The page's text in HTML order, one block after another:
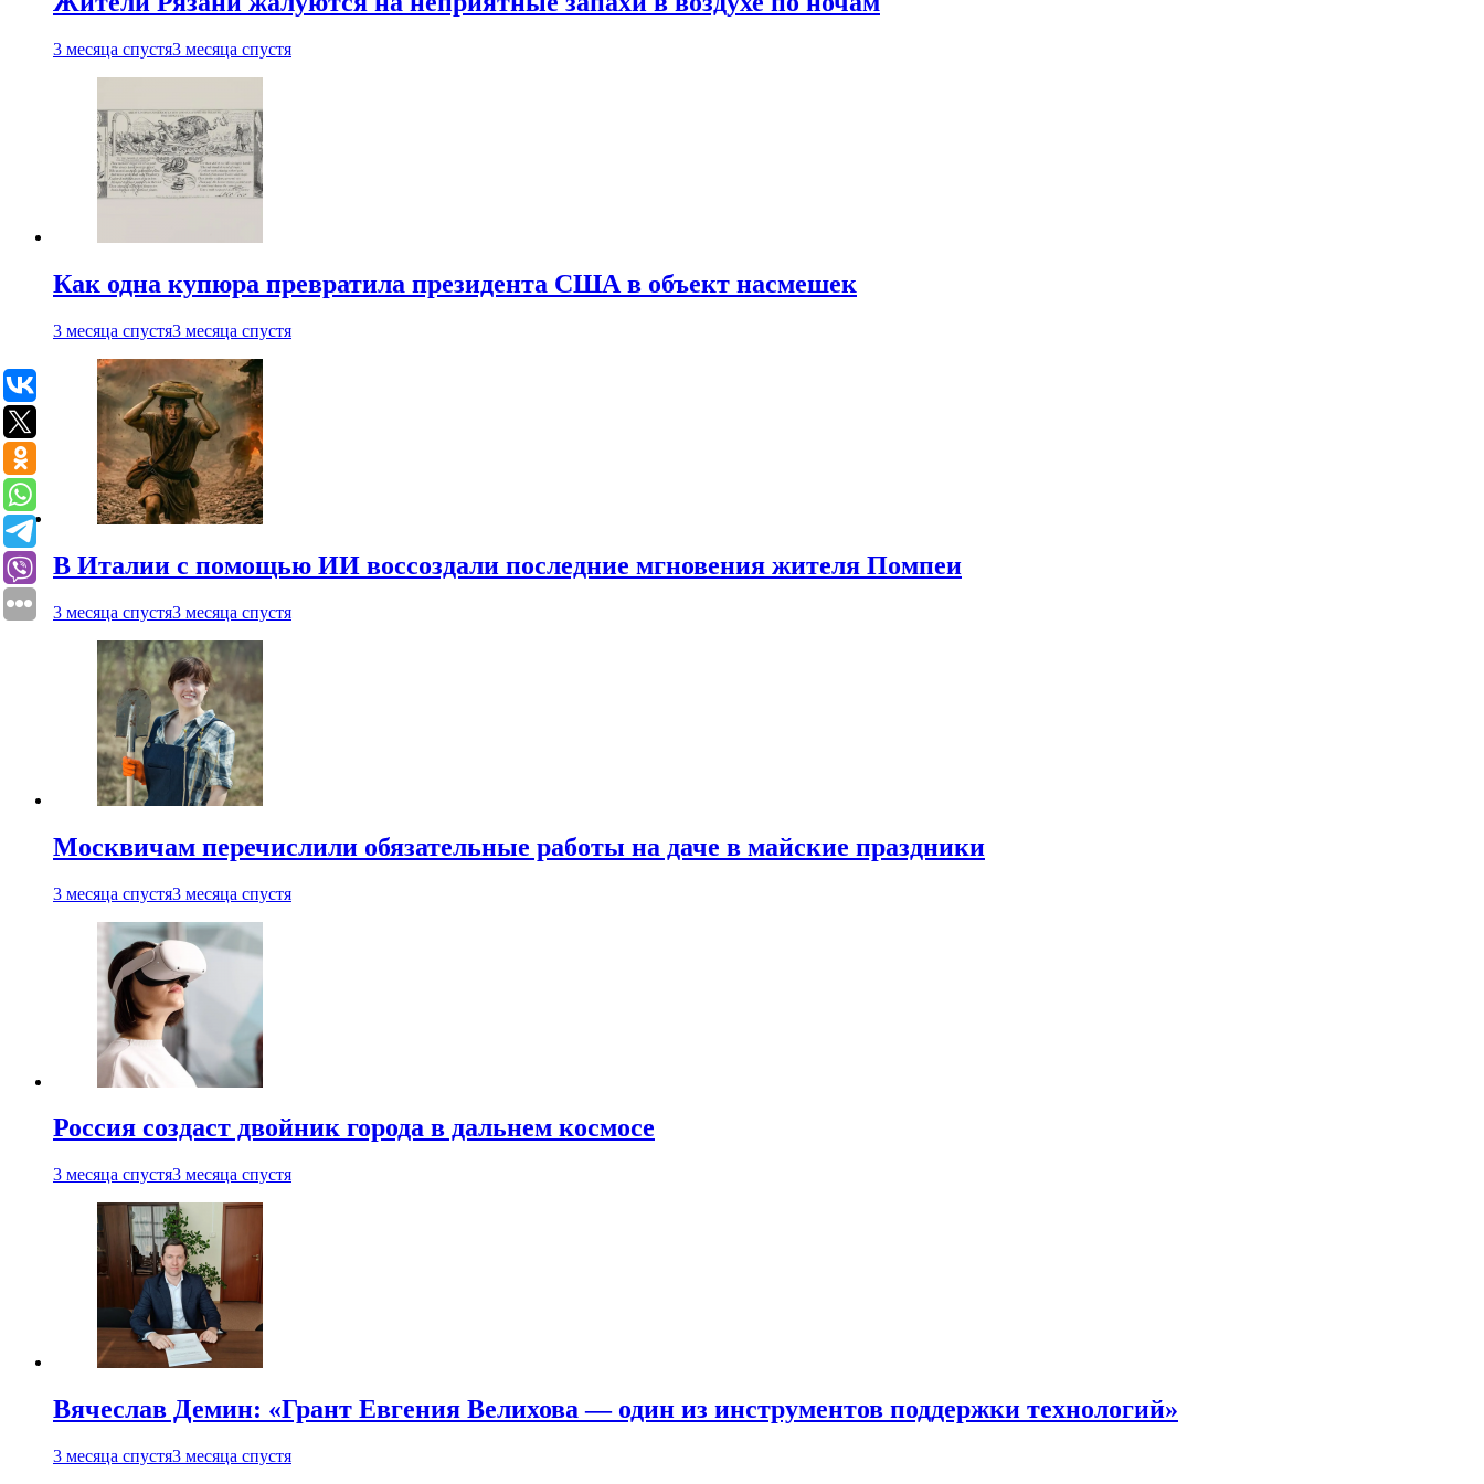
3 месяца спустя3 месяца спустя
Как одна купюра превратила президента США в объект насмешек
3 месяца спустя3 месяца спустя
В Италии с помощью ИИ воссоздали последние мгновения жителя Помпеи
3 месяца спустя3 месяца спустя
Москвичам перечислили обязательные работы на даче в майские праздники
3 месяца спустя3 месяца спустя
Россия создаст двойник города в дальнем космосе
3 месяца спустя3 месяца спустя
Вячеслав Демин: «Грант Евгения Велихова — один из инструментов поддержки технологий»
3 месяца спустя3 месяца спустя